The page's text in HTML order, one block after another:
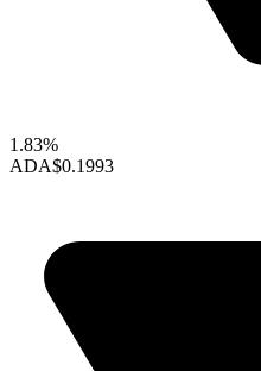
1.83%
ADA$0.1993